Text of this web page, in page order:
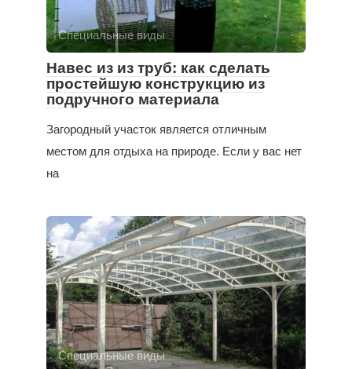
Специальные виды
Навес из из труб: как сделать
простейшую конструкцию из
подручного материала
Загородный участок является отличным
местом для отдыха на природе. Если у вас нет
на
Специальные виды